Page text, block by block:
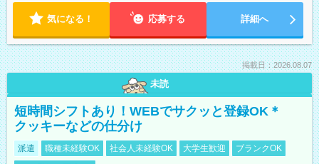
気になる！ 応募する 詳細へ
掲載日：2026.08.07
未読
短時間シフトあり！WEBでサクッと登録OK＊
クッキーなどの仕分け
派遣 職種未経験OK 社会人未経験OK 大学生歓迎
ブランクOK